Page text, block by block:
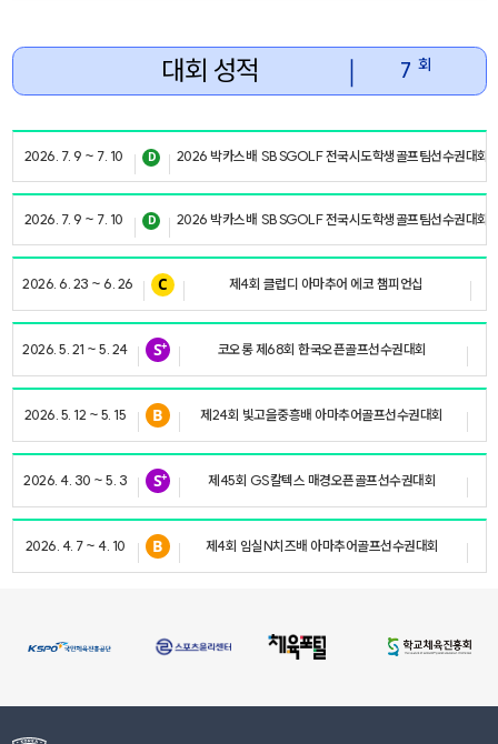
대회 성적 ｜ 7 회
2026. 7. 9 ~ 7. 10 2026 박카스배 SBSGOLF 전국시도학생골프팀선수권대회
2026. 7. 9 ~ 7. 10 2026 박카스배 SBSGOLF 전국시도학생골프팀선수권대회
2026. 6. 23 ~ 6. 26 제4회 클럽디 아마추어 에코 챔피언십
2026. 5. 21 ~ 5. 24 코오롱 제68회 한국오픈골프선수권대회
2026. 5. 12 ~ 5. 15 제24회 빛고을중흥배 아마추어골프선수권대회
2026. 4. 30 ~ 5. 3 제45회 GS칼텍스 매경오픈골프선수권대회
2026. 4. 7 ~ 4. 10 제4회 임실N치즈배 아마추어골프선수권대회